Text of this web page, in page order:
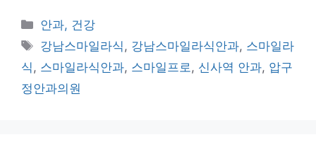
카
테
고
리
안과, 건강
태
그
강남스마일라식 , 강남스마일라식안과, 스마일라
식 , 스마일라식안과, 스마일프로 , 신사역 안과, 압구
정안과의원